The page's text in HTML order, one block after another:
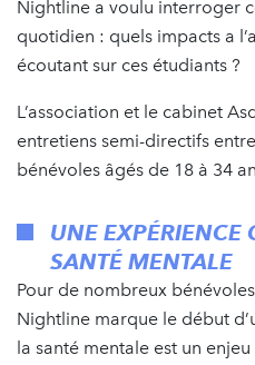
Nightline a voulu interroger
quotidien : quels impacts a
écoutant sur ces étudiants ?
L’association et le cabinet
entretiens semi-directifs
bénévoles âgés de 18 à 34
UNE EXPÉRIENCE
SANTÉ MENTALE
Pour de nombreux
Nightline marque le début
la santé mentale est un